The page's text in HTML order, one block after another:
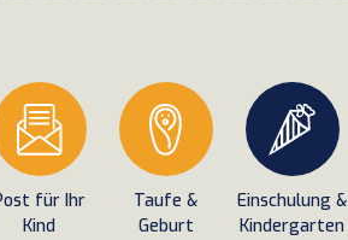
für Ihr
Kind
Taufe &
Geburt
Einschulung &
Kindergarten